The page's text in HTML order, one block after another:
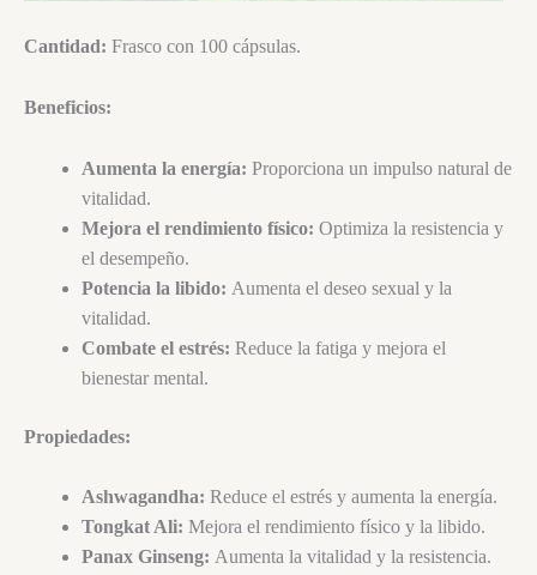
Cantidad: Frasco con 100 cápsulas.
Beneficios:
Aumenta la energía: Proporciona un impulso natural de
vitalidad.
Mejora el rendimiento físico: Optimiza la resistencia y
el desempeño.
Potencia la libido: Aumenta el deseo sexual y la
vitalidad.
Combate el estrés: Reduce la fatiga y mejora el
bienestar mental.
Propiedades:
Ashwagandha: Reduce el estrés y aumenta la energía.
Tongkat Ali: Mejora el rendimiento físico y la libido.
Panax Ginseng: Aumenta la vitalidad y la resistencia.